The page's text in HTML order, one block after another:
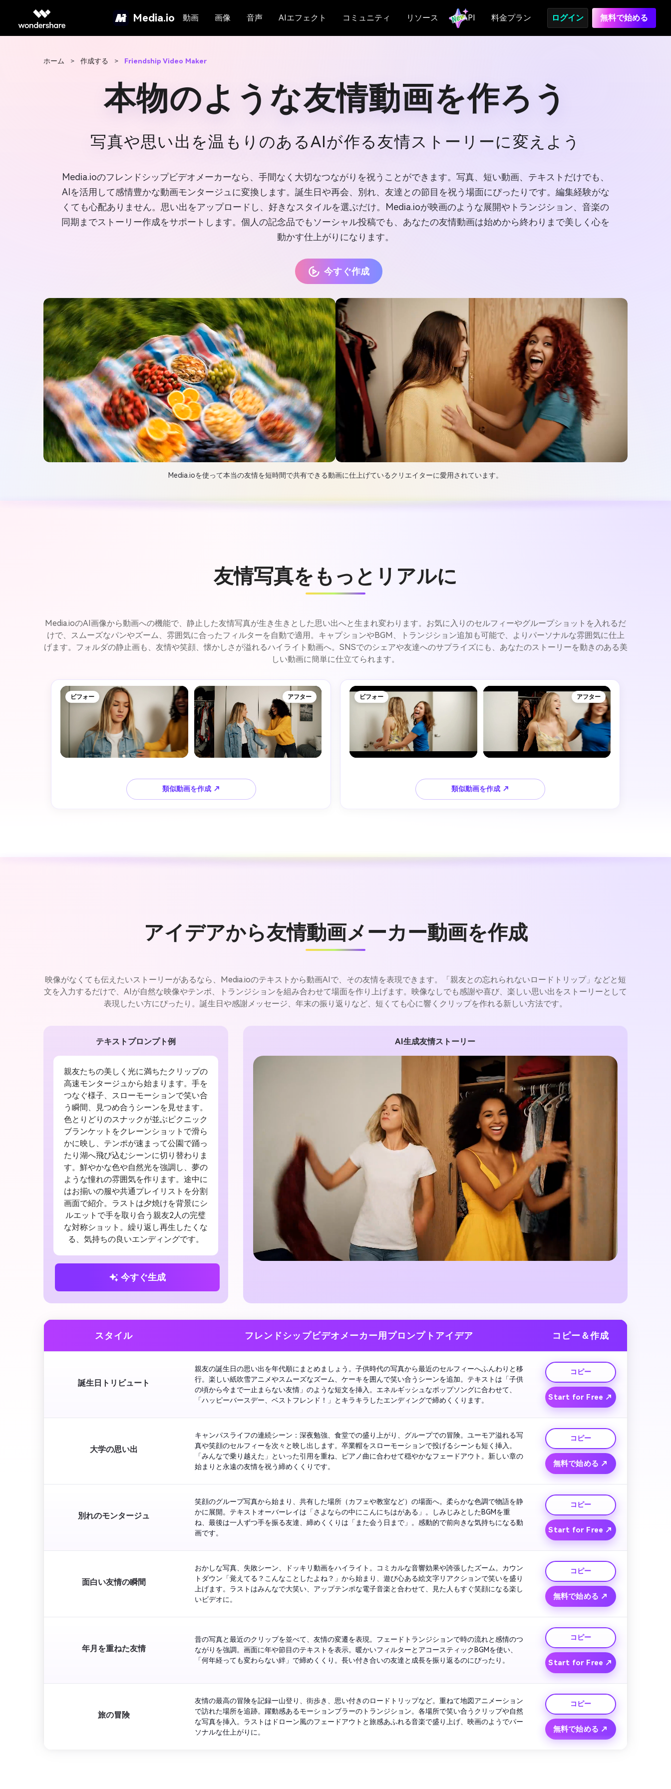
Media.io 動画 画像 音声 AIエフェクト コミュニティ リソース API 料金プラン ログイン 無料で始める
ホーム > 作成する > Friendship Video Maker
本物のような友情動画を作ろう
写真や思い出を温もりのあるAIが作る友情ストーリーに変えよう
Media.ioのフレンドシップビデオメーカーなら、手間なく大切なつながりを祝うことができます。写真、短い動画、テキストだけでも、
AIを活用して感情豊かな動画モンタージュに変換します。誕生日や再会、別れ、友達との節目を祝う場面にぴったりです。編集経験がな
くても心配ありません。思い出をアップロードし、好きなスタイルを選ぶだけ。Media.ioが映画のような展開やトランジション、音楽の
同期までストーリー作成をサポートします。個人の記念品でもソーシャル投稿でも、あなたの友情動画は始めから終わりまで美しく心を
動かす仕上がりになります。
今すぐ作成
Media.ioを使って本当の友情を短時間で共有できる動画に仕上げているクリエイターに愛用されています。
友情写真をもっとリアルに
Media.ioのAI画像から動画への機能で、静止した友情写真が生き生きとした思い出へと生まれ変わります。お気に入りのセルフィーやグループショットを入れるだ
けで、スムーズなパンやズーム、雰囲気に合ったフィルターを自動で適用。キャプションやBGM、トランジション追加も可能で、よりパーソナルな雰囲気に仕上
げます。フォルダの静止画も、友情や笑顔、懐かしさが溢れるハイライト動画へ。SNSでのシェアや友達へのサプライズにも、あなたのストーリーを動きのある美
しい動画に簡単に仕立てられます。
ビフォー アフター
類似動画を作成 ↗
ビフォー アフター
類似動画を作成 ↗
アイデアから友情動画メーカー動画を作成
映像がなくても伝えたいストーリーがあるなら、Media.ioのテキストから動画AIで、その友情を表現できます。「親友との忘れられないロードトリップ」などと短
文を入力するだけで、AIが自然な映像やテンポ、トランジションを組み合わせて場面を作り上げます。映像なしでも感謝や喜び、楽しい思い出をストーリーとして
表現したい方にぴったり。誕生日や感謝メッセージ、年末の振り返りなど、短くても心に響くクリップを作れる新しい方法です。
テキストプロンプト例
親友たちの美しく光に満ちたクリップの
高速モンタージュから始まります。手を
つなぐ様子、スローモーションで笑い合
う瞬間、見つめ合うシーンを見せます。
色とりどりのスナックが並ぶピクニック
ブランケットをクレーンショットで滑ら
かに映し、テンポが速まって公園で踊っ
たり湖へ飛び込むシーンに切り替わりま
す。鮮やかな色や自然光を強調し、夢の
ような憧れの雰囲気を作ります。途中に
はお揃いの服や共通プレイリストを分割
画面で紹介。ラストは夕焼けを背景にシ
ルエットで手を取り合う親友2人の完璧
な対称ショット。繰り返し再生したくな
る、気持ちの良いエンディングです。
今すぐ生成
AI生成友情ストーリー
スタイル フレンドシップビデオメーカー用プロンプトアイデア コピー＆作成
誕生日トリビュート
親友の誕生日の思い出を年代順にまとめましょう。子供時代の写真から最近のセルフィーへふんわりと移
行。楽しい紙吹雪アニメやスムーズなズーム、ケーキを囲んで笑い合うシーンを追加。テキストは「子供
の頃から今まで—止まらない友情」のような短文を挿入。エネルギッシュなポップソングに合わせて、
「ハッピーバースデー、ベストフレンド！」とキラキラしたエンディングで締めくくります。
コピー
Start for Free ↗
大学の思い出
キャンパスライフの連続シーン：深夜勉強、食堂での盛り上がり、グループでの冒険。ユーモア溢れる写
真や笑顔のセルフィーを次々と映し出します。卒業帽をスローモーションで投げるシーンも短く挿入。
「みんなで乗り越えた」といった引用を重ね、ピアノ曲に合わせて穏やかなフェードアウト。新しい章の
始まりと永遠の友情を祝う締めくくりです。
コピー
無料で始める ↗
別れのモンタージュ
笑顔のグループ写真から始まり、共有した場所（カフェや教室など）の場面へ。柔らかな色調で物語を静
かに展開。テキストオーバーレイは「さよならの中にこんにちはがある」。しみじみとしたBGMを重
ね、最後は一人ずつ手を振る友達、締めくくりは「また会う日まで」。感動的で前向きな気持ちになる動
画です。
コピー
Start for Free ↗
面白い友情の瞬間
おかしな写真、失敗シーン、ドッキリ動画をハイライト。コミカルな音響効果や誇張したズーム。カウン
トダウン「覚えてる？こんなことしたよね？」から始まり、遊び心ある絵文字リアクションで笑いを盛り
上げます。ラストはみんなで大笑い、アップテンポな電子音楽と合わせて、見た人もすぐ笑顔になる楽し
いビデオに。
コピー
無料で始める ↗
年月を重ねた友情
昔の写真と最近のクリップを並べて、友情の変遷を表現。フェードトランジションで時の流れと感情のつ
ながりを強調。画面に年や節目のテキストを表示。暖かいフィルターとアコースティックBGMを使い、
「何年経っても変わらない絆」で締めくくり。長い付き合いの友達と成長を振り返るのにぴったり。
コピー
Start for Free ↗
旅の冒険
友情の最高の冒険を記録—山登り、街歩き、思い付きのロードトリップなど。重ねて地図アニメーション
で訪れた場所を追跡。躍動感あるモーションブラーのトランジション。各場所で笑い合うクリップや自然
な写真を挿入。ラストはドローン風のフェードアウトと旅感あふれる音楽で盛り上げ、映画のようでパー
ソナルな仕上がりに。
コピー
無料で始める ↗